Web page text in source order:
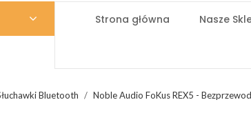
Strona główna Nasze
Bluetooth Noble Audio FoKus REX5 -